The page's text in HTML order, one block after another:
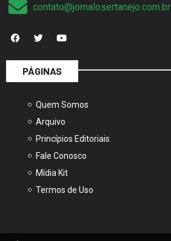
contato@jornalosertanejo.com.br
PÁGINAS
Quem Somos
Arquivo
Princípios Editoriais
Fale Conosco
Mídia Kit
Termos de Uso